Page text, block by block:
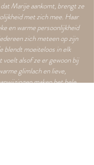
Marije aankomt, brengt ze
met zich mee. Haar
en warme persoonlijkheid
zich meteen op zijn
blendt moeiteloos in elk
voelt alsof ze er gewoon bij
glimlach en lieve,
maken het hele